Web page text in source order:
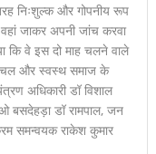
निःशुल्क और गोपनीय रूप
जाकर अपनी जांच करवा
वे इस दो माह चलने वाले
और स्वस्थ समाज के
अधिकारी डॉ विशाल
बसदेहड़ा डॉ रामपाल, जन
समन्वयक राकेश कुमार